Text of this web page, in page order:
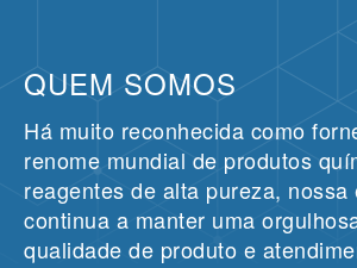
QUEM SOMOS
Há muito reconhecida como
renome mundial de produtos
reagentes de alta pureza, nossa
continua a manter uma
qualidade de produto e